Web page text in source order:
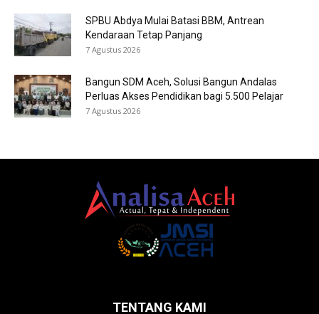
SPBU Abdya Mulai Batasi BBM, Antrean
Kendaraan Tetap Panjang
7 Agustus 2026
Bangun SDM Aceh, Solusi Bangun Andalas
Perluas Akses Pendidikan bagi 5.500 Pelajar
7 Agustus 2026
TENTANG KAMI